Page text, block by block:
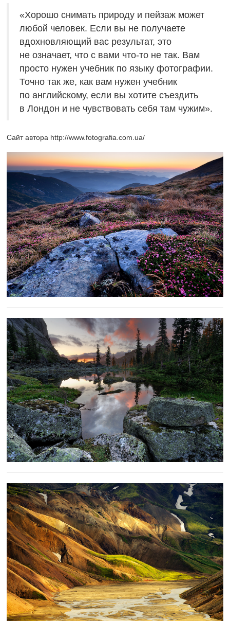
«Хорошо снимать природу и пейзаж может
любой человек. Если вы не получаете
вдохновляющий вас результат, это
не означает, что с вами что-то не так. Вам
просто нужен учебник по языку фотографии.
Точно так же, как вам нужен учебник
по английскому, если вы хотите съездить
в Лондон и не чувствовать себя там чужим».
Сайт автора http://www.fotografia.com.ua/